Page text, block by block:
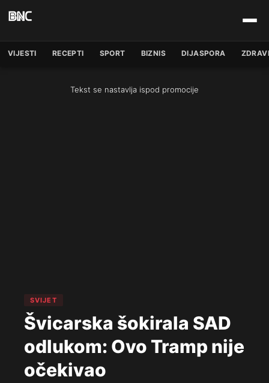
VIJESTI RECEPTI SPORT BIZNIS DIJASPORA
Tekst se nastavlja ispod promocije
SVIJET
Švicarska šokirala SAD
odlukom: Ovo Tramp nije
očekivao